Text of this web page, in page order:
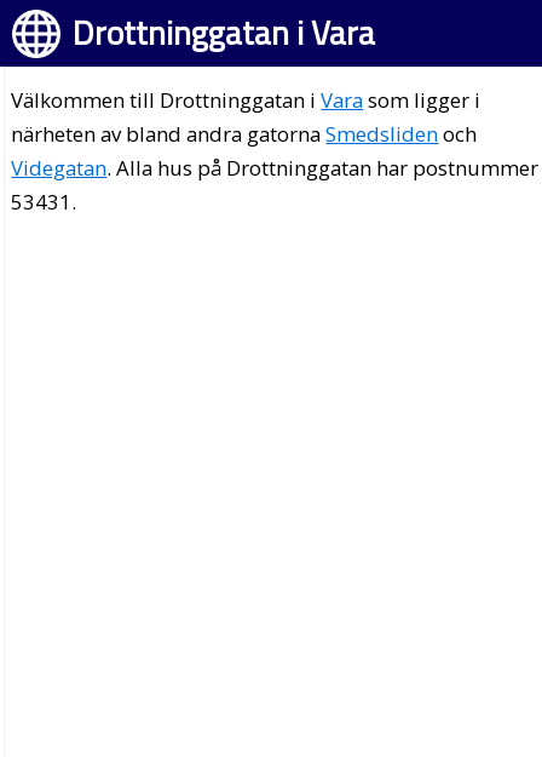
Drottninggatan i Vara
Välkommen till Drottninggatan iVarasom ligger i
närheten av bland andra gatornaSmedslidenoch
Videgatan. Alla hus på Drottninggatan har postnummer
53431.